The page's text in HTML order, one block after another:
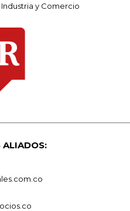
y Comercio
ALIADOS: